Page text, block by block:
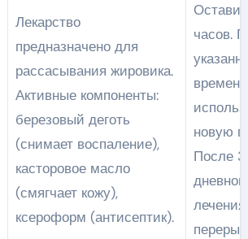
Лекарство
предназначено для
рассасывания жировика.
Активные компоненты:
березовый деготь
(снимает воспаление),
касторовое масло
(смягчает кожу),
ксероформ (антисептик).
часов.
времени
новую
После